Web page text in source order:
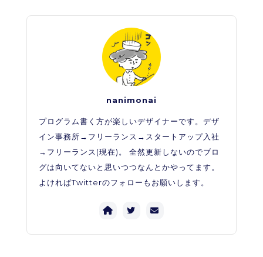
nanimonai
プログラム書く方が楽しいデザイナーです。デザ
イン事務所→フリーランス→スタートアップ入社
→フリーランス(現在)。 全然更新しないのでブロ
グは向いてないと思いつつなんとかやってます。
よければTwitterのフォローもお願いします。